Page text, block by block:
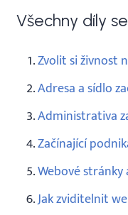
Všechny díly
Zvolit si živnost
Adresa a sídlo
Administrativa
Začínající
Webové stránky
Jak zviditelnit